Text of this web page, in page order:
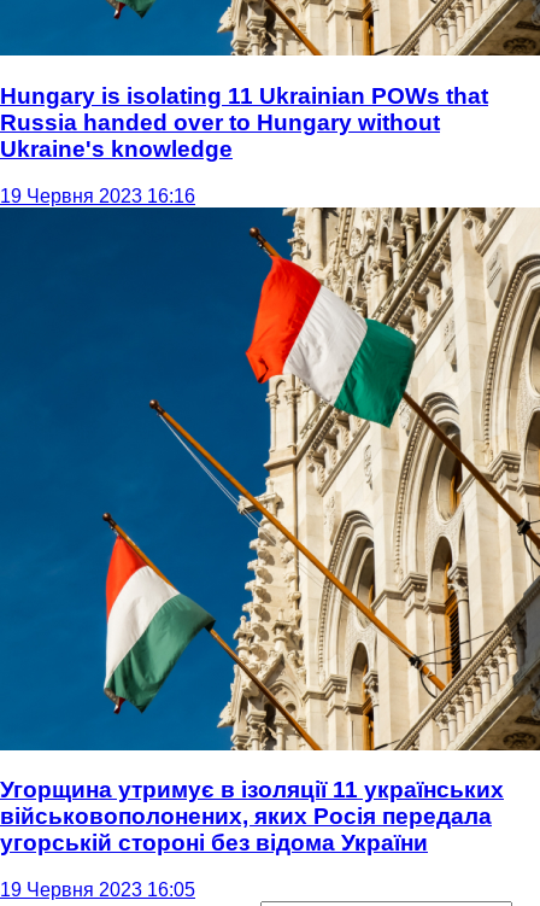
Hungary is isolating 11 Ukrainian POWs that
Russia handed over to Hungary without
Ukraine's knowledge
19 Червня 2023 16:16
Угорщина утримує в ізоляції 11 українських
військовополонених, яких Росія передала
угорській стороні без відома України
19 Червня 2023 16:05